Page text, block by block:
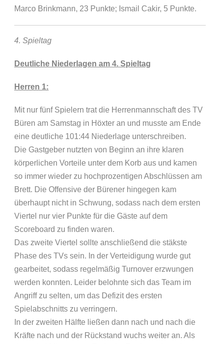
Marco Brinkmann, 23 Punkte; Ismail Cakir, 5 Punkte.
4. Spieltag
Deutliche Niederlagen am 4. Spieltag
Herren 1:
Mit nur fünf Spielern trat die Herrenmannschaft des TV
Büren am Samstag in Höxter an und musste am Ende
eine deutliche 101:44 Niederlage unterschreiben.
Die Gastgeber nutzten von Beginn an ihre klaren
körperlichen Vorteile unter dem Korb aus und kamen
so immer wieder zu hochprozentigen Abschlüssen am
Brett. Die Offensive der Bürener hingegen kam
überhaupt nicht in Schwung, sodass nach dem ersten
Viertel nur vier Punkte für die Gäste auf dem
Scoreboard zu finden waren.
Das zweite Viertel sollte anschließend die stäkste
Phase des TVs sein. In der Verteidigung wurde gut
gearbeitet, sodass regelmäßig Turnover erzwungen
werden konnten. Leider belohnte sich das Team im
Angriff zu selten, um das Defizit des ersten
Spielabschnitts zu verringern.
In der zweiten Hälfte ließen dann nach und nach die
Kräfte nach und der Rückstand wuchs weiter an. Als